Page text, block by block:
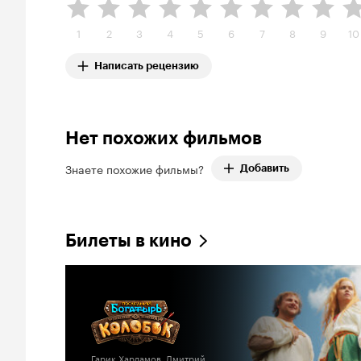
1 2 3 4 5 6 7 8 9 10
Написать рецензию
Нет похожих фильмов
Знаете похожие фильмы? Добавить
Билеты в кино
Гарик Харламов, Дмитрий